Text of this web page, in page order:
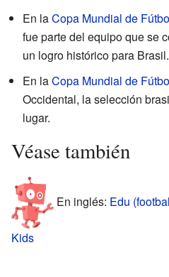
En laCopa Mundial de
fue parte del equipo que se
un logro histórico para Brasil.
En laCopa Mundial de
Occidental, la selección
lugar.
Véase también
En inglés: Edu
Kids